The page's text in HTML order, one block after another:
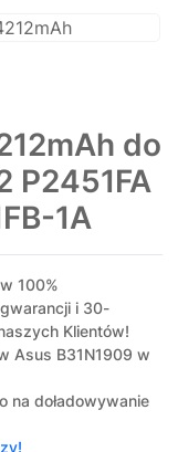
do
P2451FA
1A
100%
i 30-
Klientów!
Asus B31N1909 w
na doładowywanie